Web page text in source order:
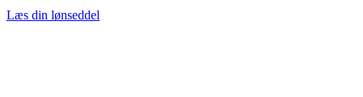
Læs din lønseddel